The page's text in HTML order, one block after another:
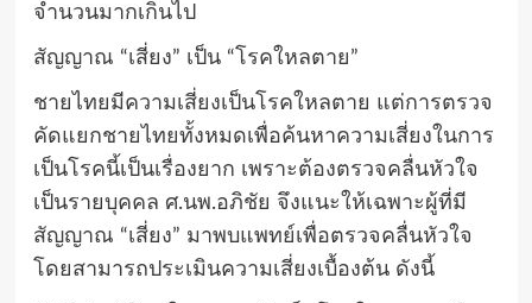
จำนวนมากเกินไป
สัญญาณ “เสี่ยง” เป็น “โรคใหลตาย”
ชายไทยมีความเสี่ยงเป็นโรคใหลตาย แต่การตรวจ
คัดแยกชายไทยทั้งหมดเพื่อค้นหาความเสี่ยงในการ
เป็นโรคนี้เป็นเรื่องยาก เพราะต้องตรวจคลื่นหัวใจ
เป็นรายบุคคล ศ.นพ.อภิชัย จึงแนะให้เฉพาะผู้ที่มี
สัญญาณ “เสี่ยง” มาพบแพทย์เพื่อตรวจคลื่นหัวใจ
โดยสามารถประเมินความเสี่ยงเบื้องต้น ดังนี้